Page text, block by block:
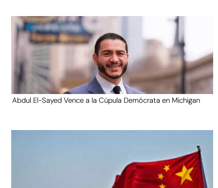
Abdul El-Sayed Vence a la Cúpula Demócrata en Michigan